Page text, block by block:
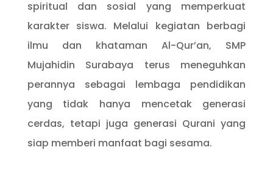
spiritual dan sosial yang memperkuat
karakter siswa. Melalui kegiatan berbagi
ilmu dan khataman Al-Qur’an, SMP
Mujahidin Surabaya terus meneguhkan
perannya sebagai lembaga pendidikan
yang tidak hanya mencetak generasi
cerdas, tetapi juga generasi Qurani yang
siap memberi manfaat bagi sesama.